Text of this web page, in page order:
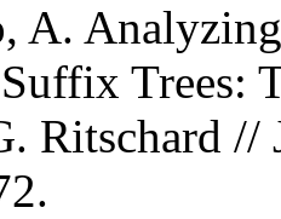
A.
Trees:
Ritschard